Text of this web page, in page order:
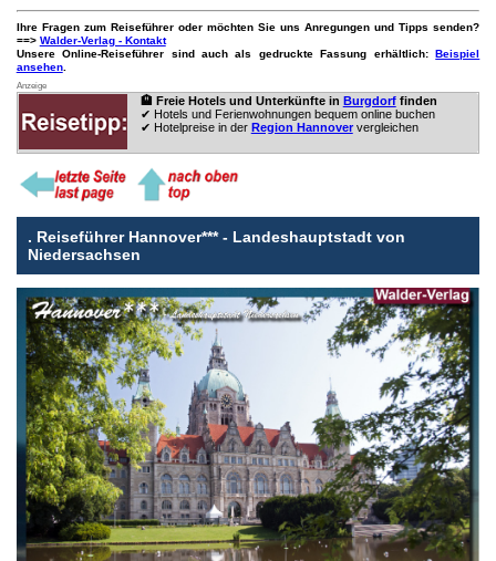
Ihre Fragen zum Reiseführer oder möchten Sie uns Anregungen und Tipps senden?
==> Walder-Verlag - Kontakt
Unsere Online-Reiseführer sind auch als gedruckte Fassung erhältlich:Beispiel
ansehen.
Anzeige
🏨 Freie Hotels und Unterkünfte in Burgdorffinden
✔ Hotels und Ferienwohnungen bequem online buchen
✔ Hotelpreise in der Region Hannoververgleichen
. Reiseführer Hannover*** - Landeshauptstadt von
Niedersachsen